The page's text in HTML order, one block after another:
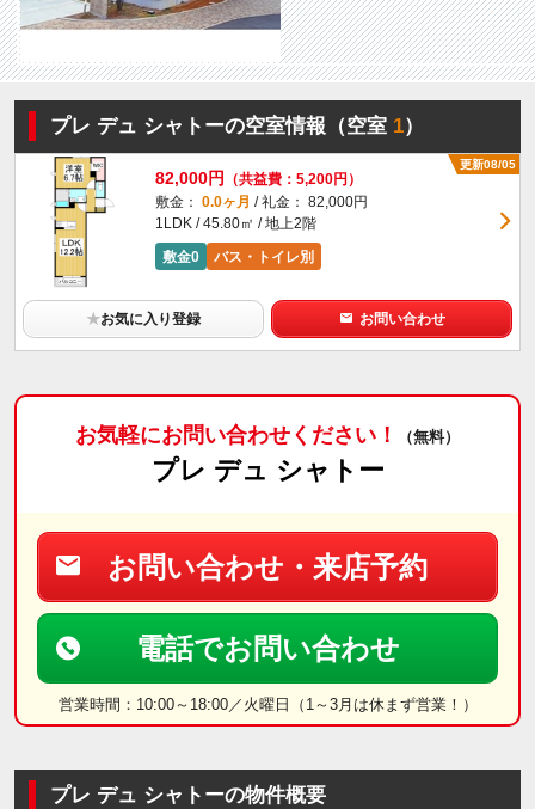
プレ デュ シャトーの空室情報（空室1）
更新08/05
82,000円
（共益費：5,200円）
敷金： 0.0ヶ月 / 礼金： 82,000円
1LDK / 45.80㎡ / 地上2階
敷金0
バス・トイレ別
★お気に入り登録 お問い合わせ
お気軽にお問い合わせください！ （無料）
プレ デュ シャトー
お問い合わせ・来店予約
電話でお問い合わせ
営業時間：10:00～18:00／火曜日（1～3月は休まず営業！）
プレ デュ シャトーの物件概要